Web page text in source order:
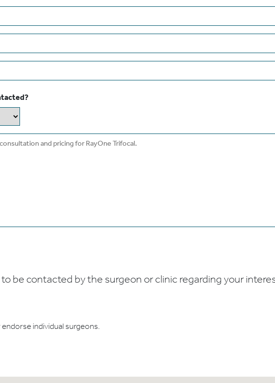
be contacted by the surgeon or clinic regarding your
individual surgeons.